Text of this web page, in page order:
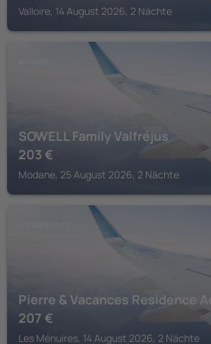
Valloire, 14 August 2026, 2 Nächte
SOWELL Family Valfréjus
203 €
Modane, 25 August 2026, 2 Nächte
Pierre & Vacances Residence
207 €
Les Ménuires, 14 August 2026, 2 Nächte